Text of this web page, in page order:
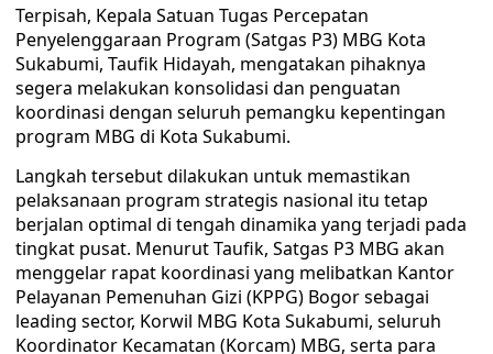
Terpisah, Kepala Satuan Tugas Percepatan
Penyelenggaraan Program (Satgas P3) MBG Kota
Sukabumi, Taufik Hidayah, mengatakan pihaknya
segera melakukan konsolidasi dan penguatan
koordinasi dengan seluruh pemangku kepentingan
program MBG di Kota Sukabumi.
Langkah tersebut dilakukan untuk memastikan
pelaksanaan program strategis nasional itu tetap
berjalan optimal di tengah dinamika yang terjadi pada
tingkat pusat. Menurut Taufik, Satgas P3 MBG akan
menggelar rapat koordinasi yang melibatkan Kantor
Pelayanan Pemenuhan Gizi (KPPG) Bogor sebagai
leading sector, Korwil MBG Kota Sukabumi, seluruh
Koordinator Kecamatan (Korcam) MBG, serta para